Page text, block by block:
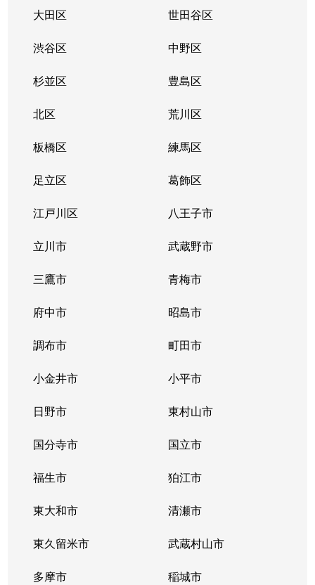
大田区 世田谷区
渋谷区 中野区
杉並区 豊島区
北区 荒川区
板橋区 練馬区
足立区 葛飾区
江戸川区 八王子市
立川市 武蔵野市
三鷹市 青梅市
府中市 昭島市
調布市 町田市
小金井市 小平市
日野市 東村山市
国分寺市 国立市
福生市 狛江市
東大和市 清瀬市
東久留米市 武蔵村山市
多摩市 稲城市